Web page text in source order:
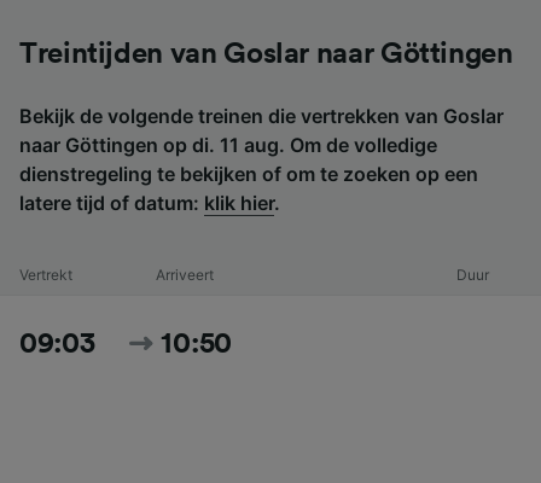
Treintijden van Goslar naar Göttingen
Bekijk de volgende treinen die vertrekken van Goslar
naar Göttingen op di. 11 aug. Om de volledige
dienstregeling te bekijken of om te zoeken op een
latere tijd of datum: klik hier.
Vertrekt Arriveert Duur
09:03 10:50